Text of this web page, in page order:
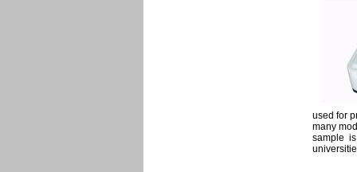
used for
many
sample